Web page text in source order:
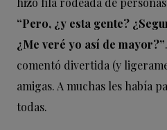
“Pero, ¿y esta gente?
¿Me veré yo así de mayor?”
comentó divertida (y
amigas. A muchas les había
todas.